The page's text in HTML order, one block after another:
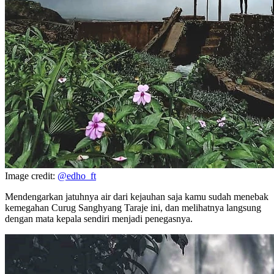
Image credit: @edho_ft
Mendengarkan jatuhnya air dari kejauhan saja kamu sudah menebak
kemegahan Curug Sanghyang Taraje ini, dan melihatnya langsung
dengan mata kepala sendiri menjadi penegasnya.